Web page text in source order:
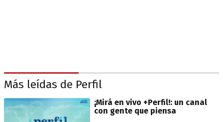
Más leídas de Perfil
¡Mirá en vivo +Perfil!: un canal
con gente que piensa